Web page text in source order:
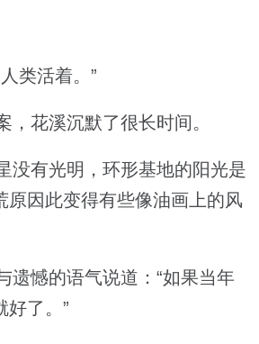
类活着。”
花溪沉默了很长时间。
有光明，环形基地的阳光是
原因此变得有些像油画上的风
憾的语气说道：“如果当年
好了。”